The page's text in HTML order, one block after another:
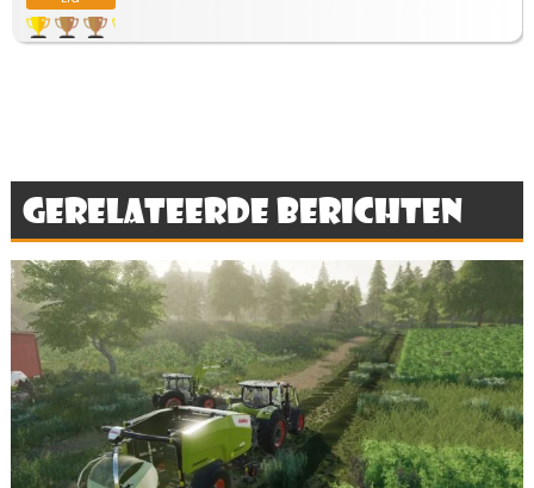
Gerelateerde berichten